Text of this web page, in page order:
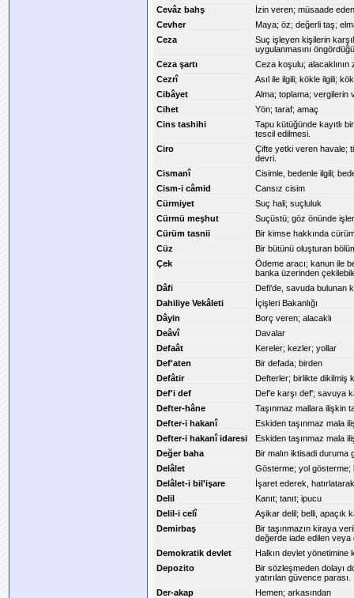
Cevâz bahş
İzin veren; müsaade eden
Cevher
Maya; öz; değerli taş;
Ceza
Suç işleyen kişilerin
uygulanmasını
Ceza şartı
Ceza koşulu; alacaklının
Cezrî
Asıl ile ilgili; kökle ilgili;
Cibâyet
Alma; toplama; vergilerin
Cihet
Yön; taraf; amaç
Cins tashihi
Tapu kütüğünde kayıtlı
tescil edilmesi.
Ciro
Çifte yetki veren havale;
devri.
Cismanî
Cisimle, bedenle ilgili;
Cism-i câmid
Cansız cisim
Cürmiyet
Suç hali; suçluluk
Cürmü meşhut
Suçüstü; göz önünde
Cürüm tasnii
Bir kimse hakkında
Cüz
Bir bütünü oluşturan
Çek
Ödeme aracı; kanun ile
banka üzerinden
Dâfi
Defi'de, savuda bulunan
Dahiliye Vekâleti
İçişleri Bakanlığı
Dâyin
Borç veren; alacaklı
Deâvî
Davalar
Defaât
Kereler; kezler; yollar
Def'aten
Bir defada; birden
Defâtir
Defterler; birlikte dikilmiş
Def'i def
Def'e karşı def'; savuya
Defter-hâne
Taşınmaz mallara ilişkin
Defter-i hakanî
Eskiden taşınmaz mala
Defter-i hakanî idaresi
Eskiden taşınmaz mala
Değer baha
Bir malın iktisadi duruma
Delâlet
Gösterme; yol gösterme;
Delâlet-i bil'işare
İşaret ederek,
Delil
Kanıt; tanıt; ipucu
Delil-i celî
Aşikar delil; belli, apaçık
Demirbaş
Bir taşınmazın kiraya
değerde iade edilen veya
Demokratik devlet
Halkın devlet yönetimine
Depozito
Bir sözleşmeden dolayı
yatırılan güvence parası.
Der-akap
Hemen; arkasından